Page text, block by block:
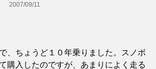
2007/09/11
、ちょうど１０年乗りました。スノボ
購入したのですが、あまりによく走る